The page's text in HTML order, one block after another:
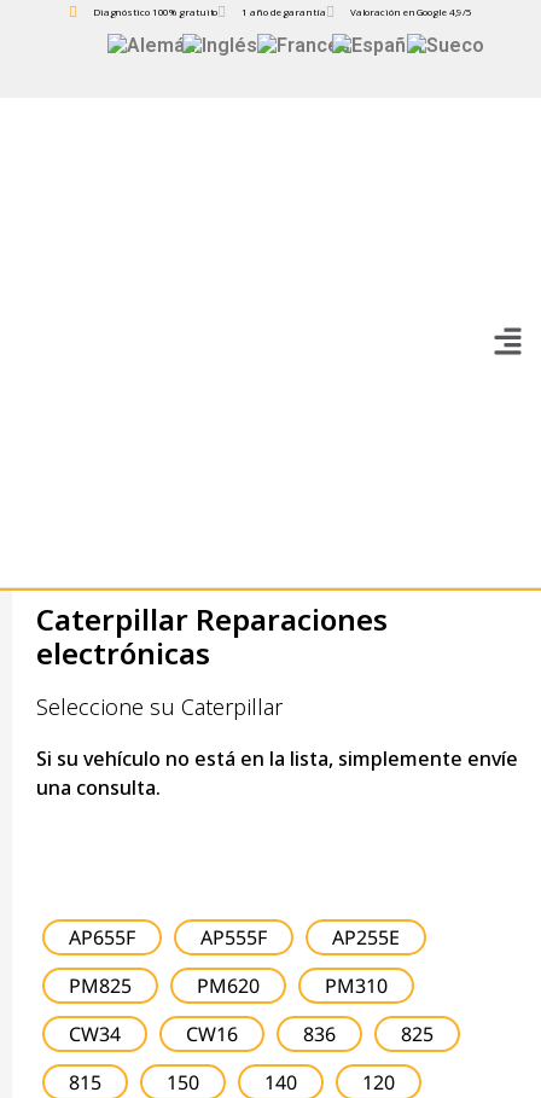
Diagnóstico 100% gratuito 1 año de garantía Valoración en Google 4,9/5
Caterpillar Reparaciones
electrónicas
Seleccione su Caterpillar
Si su vehículo no está en la lista, simplemente envíe
una consulta.
AP655F AP555F
AP255E
PM825
PM620
PM310
CW34
CW16 836
825
815
150 140
120